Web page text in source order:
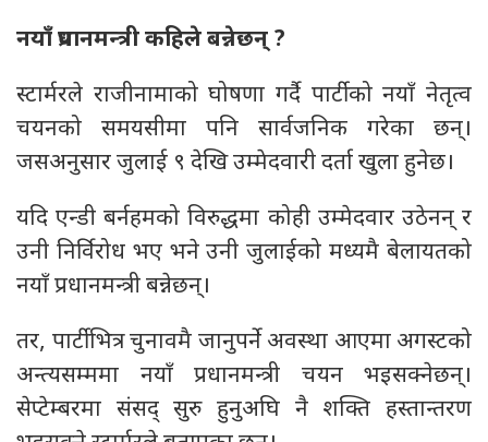
नयाँ प्रधानमन्त्री कहिले बन्नेछन् ?
स्टार्मरले राजीनामाको घोषणा गर्दै पार्टीको नयाँ नेतृत्व
चयनको समयसीमा पनि सार्वजनिक गरेका छन्।
जसअनुसार जुलाई ९ देखि उम्मेदवारी दर्ता खुला हुनेछ।
यदि एन्डी बर्नहमको विरुद्धमा कोही उम्मेदवार उठेनन् र
उनी निर्विरोध भए भने उनी जुलाईको मध्यमै बेलायतको
नयाँ प्रधानमन्त्री बन्नेछन्।
तर, पार्टीभित्र चुनावमै जानुपर्ने अवस्था आएमा अगस्टको
अन्त्यसम्ममा नयाँ प्रधानमन्त्री चयन भइसक्नेछन्।
सेप्टेम्बरमा संसद् सुरु हुनुअघि नै शक्ति हस्तान्तरण